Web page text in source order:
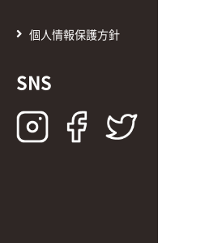
個人情報保護方針
SNS